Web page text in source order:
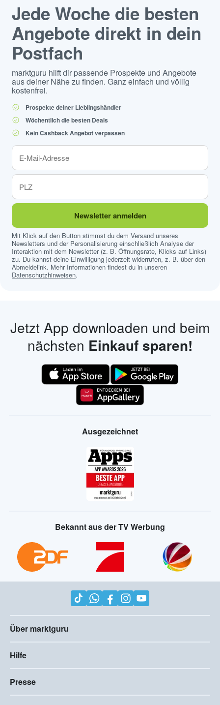
Jede Woche die besten
Angebote direkt in dein
Postfach
marktguru hilft dir passende Prospekte und Angebote
aus deiner Nähe zu finden. Ganz einfach und völlig
kostenfrei.
Prospekte deiner Lieblingshändler
Wöchentlich die besten Deals
Kein Cashback Angebot verpassen
Newsletter anmelden
Mit Klick auf den Button stimmst du dem Versand unseres
Newsletters und der Personalisierung einschließlich Analyse der
Interaktion mit dem Newsletter (z. B. Öffnungsrate, Klicks auf Links)
zu. Du kannst deine Einwilligung jederzeit widerrufen, z. B. über den
Abmeldelink. Mehr Informationen findest du in unseren
Datenschutzhinweisen.
Jetzt App downloaden und beim
nächsten Einkauf sparen!
Ausgezeichnet
Bekannt aus der TV Werbung
Über marktguru
Hilfe
Presse